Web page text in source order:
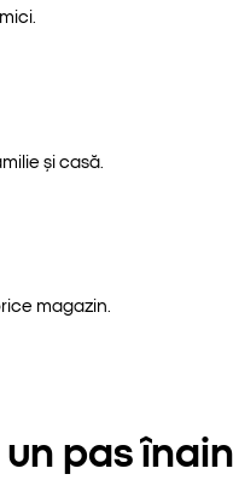
și casă.
magazin.
pas